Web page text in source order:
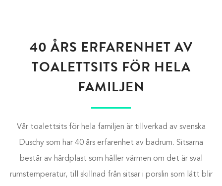
40 ÅRS ERFARENHET AV
TOALETTSITS FÖR HELA
FAMILJEN
Vår toalettsits för hela familjen är tillverkad av svenska
Duschy som har 40 års erfarenhet av badrum. Sitsarna
består av hårdplast som håller värmen om det är sval
rumstemperatur, till skillnad från sitsar i porslin som lätt blir